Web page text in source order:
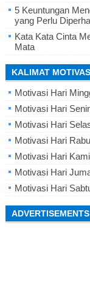
5 Keuntungan
yang Perlu
Kata Kata Cinta
Mata
KALIMAT
Motivasi Hari
Motivasi Hari
Motivasi Hari
Motivasi Hari Rabu
Motivasi Hari
Motivasi Hari
Motivasi Hari
ADVERTISEMENTS